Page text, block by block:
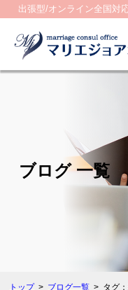
出張型/オンライン全国対
ブログ 一覧
トップ ブログ一覧 タグ